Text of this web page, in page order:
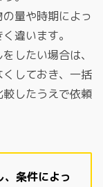
量や時期によっ
違います。
したい場合は、
しておき、一括
したうえで依頼
、条件によっ